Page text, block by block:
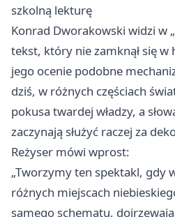
szkolną lekturę
Konrad Dworakowski widzi w
tekst, który nie zamknął się w
jego ocenie podobne
dziś, w różnych częściach
pokusa twardej władzy, a
zaczynają służyć raczej za
Reżyser mówi wprost:
„Tworzymy ten spektakl, gdy
różnych miejscach
samego schematu,